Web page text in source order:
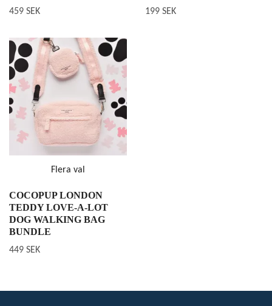
459 SEK 199 SEK
Flera val
COCOPUP LONDON
TEDDY LOVE-A-LOT
DOG WALKING BAG
BUNDLE
449 SEK